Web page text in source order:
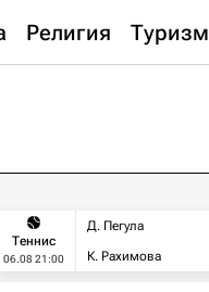
Религия Туризм
Теннис
06.08 21:00
Д. Пегула
К. Рахимова